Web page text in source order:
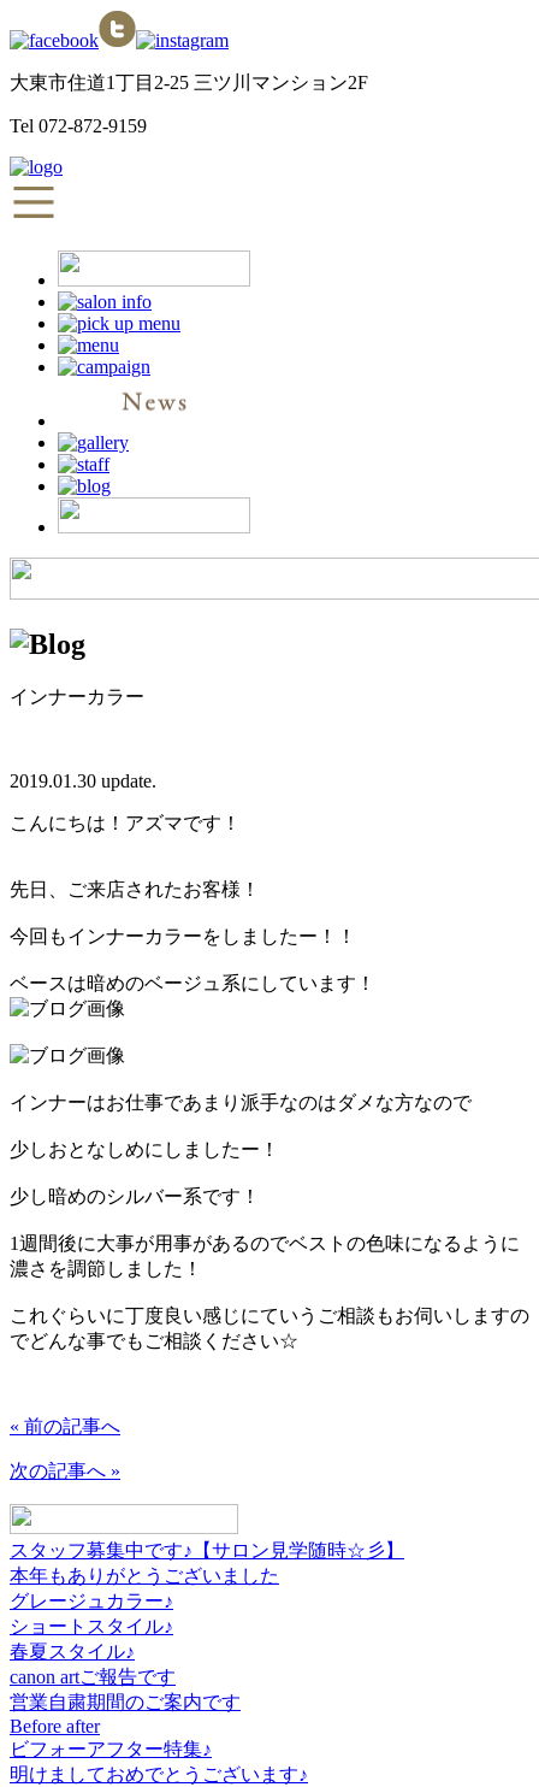
大東市住道1丁目2-25 三ツ川マンション2F
Tel 072-872-9159
インナーカラー
2019.01.30 update.
こんにちは！アズマです！
先日、ご来店されたお客様！
今回もインナーカラーをしましたー！！
ベースは暗めのベージュ系にしています！
インナーはお仕事であまり派手なのはダメな方なので
少しおとなしめにしましたー！
少し暗めのシルバー系です！
1週間後に大事が用事があるのでベストの色味になるように
濃さを調節しました！
これぐらいに丁度良い感じにていうご相談もお伺いしますの
でどんな事でもご相談ください☆
« 前の記事へ
次の記事へ »
スタッフ募集中です♪【サロン見学随時☆彡】
本年もありがとうございました
グレージュカラー♪
ショートスタイル♪
春夏スタイル♪
canon artご報告です
営業自粛期間のご案内です
Before after
ビフォーアフター特集♪
明けましておめでとうございます♪